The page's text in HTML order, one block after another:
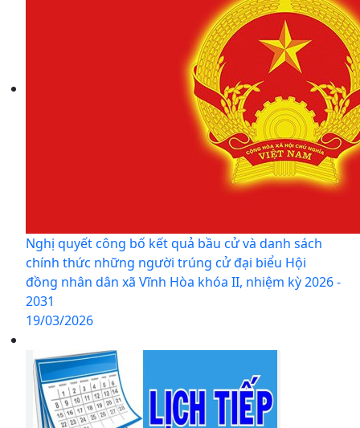
Nghị quyết công bố kết quả bầu cử và danh sách
chính thức những người trúng cử đại biểu Hội
đồng nhân dân xã Vĩnh Hòa khóa II, nhiệm kỳ 2026 -
2031
19/03/2026